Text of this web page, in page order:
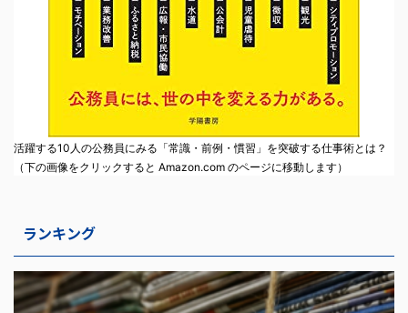
活躍する10人の公務員にみる「常識・前例・慣習」を突破する仕事術とは？
（下の画像をクリックすると Amazon.com のページに移動します）
ランキング